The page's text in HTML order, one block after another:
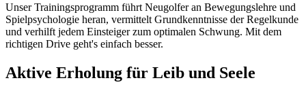
Unser Trainingsprogramm führt Neugolfer an Bewegungslehre und
Spielpsychologie heran, vermittelt Grundkenntnisse der Regelkunde
und verhilft jedem Einsteiger zum optimalen Schwung. Mit dem
richtigen Drive geht's einfach besser.
Aktive Erholung für Leib und Seele